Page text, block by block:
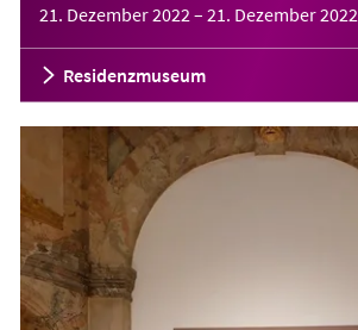
21. Dezember 2022 – 21. Dezember 2022
Residenzmuseum